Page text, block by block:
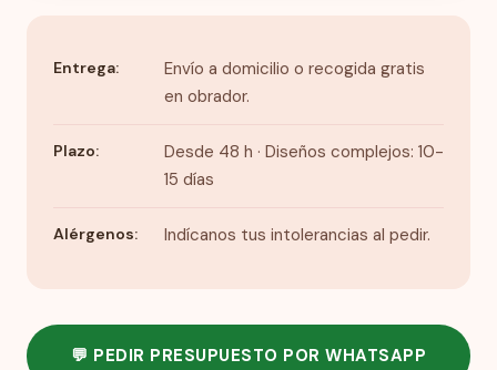
Entrega:
Envío a domicilio o recogida gratis
en obrador.
Plazo:
Desde 48 h · Diseños complejos: 10-
15 días
Alérgenos: Indícanos tus intolerancias al pedir.
💬 PEDIR PRESUPUESTO POR WHATSAPP